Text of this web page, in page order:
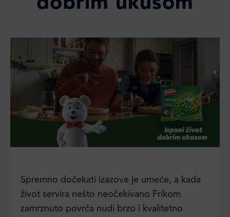
Spremno dočekati izazove je umeće, a kada
život servira nešto neočekivano Frikom
zamrznuto povrća nudi brzo i kvalitetno